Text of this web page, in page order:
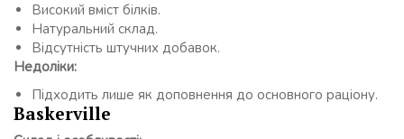
Високий вміст білків.
Натуральний склад.
Відсутність штучних добавок.
Недоліки:
Підходить лише як доповнення до основного раціону.
Baskerville